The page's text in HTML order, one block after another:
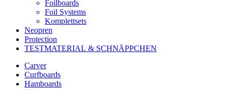
Foilboards
Foil Systems
Komplettsets
Neopren
Protection
TESTMATERIAL & SCHNÄPPCHEN
Carver
Curfboards
Hamboards